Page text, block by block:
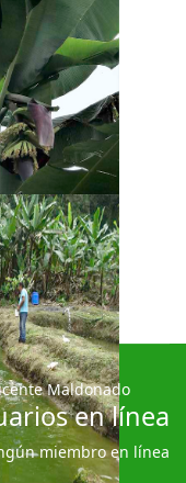
Maldonado
en línea
miembro en línea